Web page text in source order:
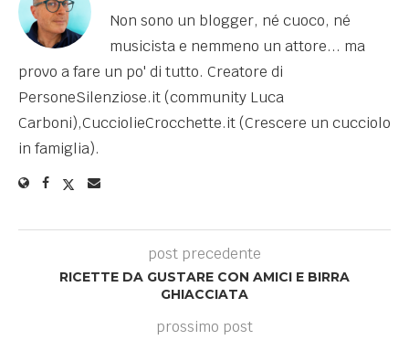
Non sono un blogger, né cuoco, né
musicista e nemmeno un attore... ma
provo a fare un po' di tutto. Creatore di
PersoneSilenziose.it (community Luca
Carboni),CucciolieCrocchette.it (Crescere un cucciolo
in famiglia).
post precedente
RICETTE DA GUSTARE CON AMICI E BIRRA
GHIACCIATA
prossimo post